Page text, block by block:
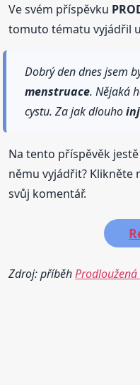
Ve svém příspěvku
tomuto tématu vyjádřil
Dobrý den dnes jsem
menstruace. Nějaká
cystu. Za jak dlouho
Na tento příspěvěk
němu vyjádřit? Klikněte
svůj komentář.
Zdroj: příběh